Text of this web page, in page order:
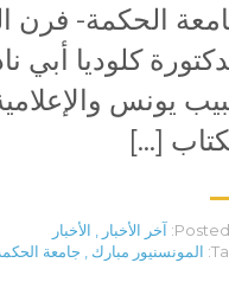
الحكمة- فرن
كلوديا أبي
يونس
[…]
Posted آخر الأخبار
الأخبار
المونسنيور مبارك جامعة